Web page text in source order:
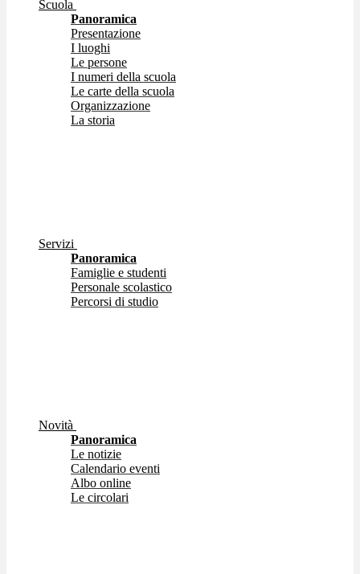
Scuola
Panoramica
Presentazione
I luoghi
Le persone
I numeri della scuola
Le carte della scuola
Organizzazione
La storia
Servizi
Panoramica
Famiglie e studenti
Personale scolastico
Percorsi di studio
Novità
Panoramica
Le notizie
Calendario eventi
Albo online
Le circolari